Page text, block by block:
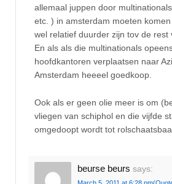
allemaal juppen door
etc. ) in amsterdam moeten
wel relatief duurder zijn tov de rest
En als als die multinationals
hoofdkantoren verplaatsen naar
Amsterdam heeeel goedkoop.
Ook als er geen olie meer is om
vliegen van schiphol en die vijfde
omgedoopt wordt tot
beurse beurs says: